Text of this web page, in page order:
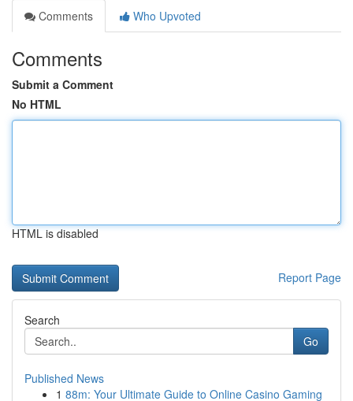
Comments
Who Upvoted
Comments
Submit a Comment
No HTML
HTML is disabled
Report Page
Search
Go
Published News
1 88m: Your Ultimate Guide to Online Casino Gaming